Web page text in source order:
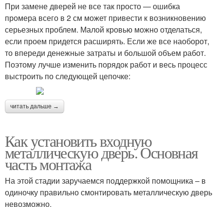
При замене дверей не все так просто — ошибка
промера всего в 2 см может привести к возникновению
серьезных проблем. Малой кровью можно отделаться,
если проем придется расширять. Если же все наоборот,
то впереди денежные затраты и большой объем работ.
Поэтому лучше изменить порядок работ и весь процесс
выстроить по следующей цепочке:
читать дальше →
Как установить входную
металлическую дверь. Основная
часть монтажа
На этой стадии заручаемся поддержкой помощника – в
одиночку правильно смонтировать металлическую дверь
невозможно.